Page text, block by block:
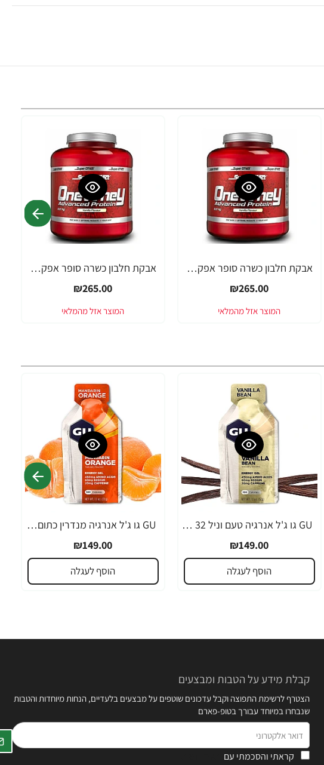
אבקת חלבון כשרה סופר אפקט - טעם חמאת בוטנים - SUPER EFFECT ONE WHEY - משקל 2.27 ק"ג - מבית SUPER EFFECT
₪265.00
אבקת חלבון כשרה סופר אפקט - טעם עוגת תות - SUPER EFFECT ONE WHEY - משקל 2.27 ק"ג - מבית SUPER EFFECT
₪265.00
GU גו ג'ל אנרגיה טעם וניל 32 גרם - 24 יחידות
₪149.00
הוסף לעגלה
GU גו ג'ל אנרגיה מנדרין כתום 32 גרם - 24 יחידות
₪149.00
הוסף לעגלה
קבלת מידע על הטבות ומבצעים
הצטרף לרשימת התפוצה וקבל עדכונים שוטפים על מבצעים בלעדיים, הנחות מיוחדות והטבות
שנבחרו במיוחד עבורך בטופ-פארם
אלקטרוני
קראתי והסכמתי עם